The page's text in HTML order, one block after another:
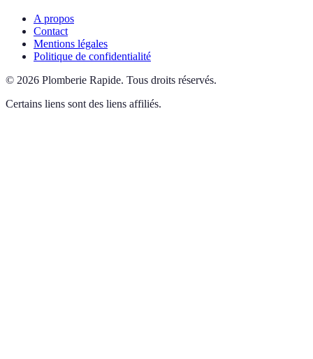
A propos
Contact
Mentions légales
Politique de confidentialité
© 2026 Plomberie Rapide. Tous droits réservés.
Certains liens sont des liens affiliés.